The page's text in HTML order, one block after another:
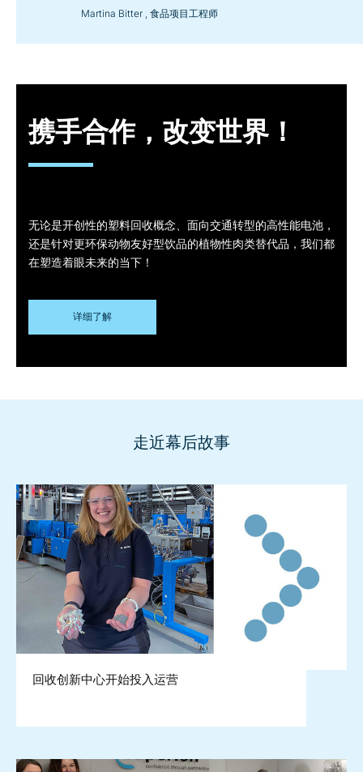
Martina Bitter , 食品项目工程师
携手合作，改变世界！
无论是开创性的塑料回收概念、面向交通转型的高性能电池，
还是针对更环保动物友好型饮品的植物性肉类替代品，我们都
在塑造着眼未来的当下！
详细了解
走近幕后故事
回收创新中心开始投入运营